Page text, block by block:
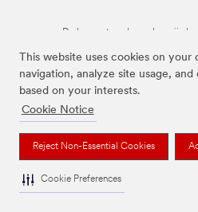
This website uses cookies on your
navigation, analyze site usage,
based on your interests.
Cookie Notice
Reject Non-Essential Cookies
Cookie Preferences
De bovenstaande merken zijn